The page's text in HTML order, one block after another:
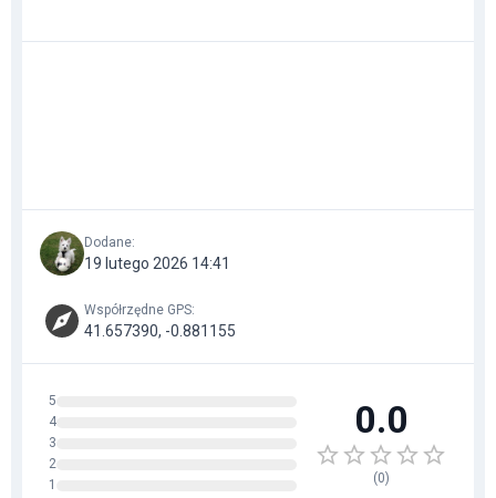
Dodane:
19 lutego 2026 14:41
Współrzędne GPS:
41.657390, -0.881155
5
4
3
2
1
0.0
(0)